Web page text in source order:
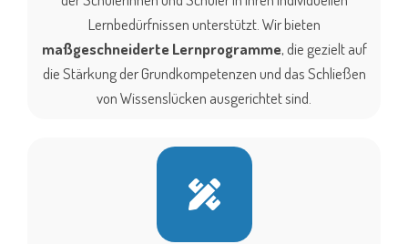
Lernbedürfnissen unterstützt. Wir bieten
maßgeschneiderte Lernprogramme, die gezielt auf
die Stärkung der Grundkompetenzen und das Schließen
von Wissenslücken ausgerichtet sind.